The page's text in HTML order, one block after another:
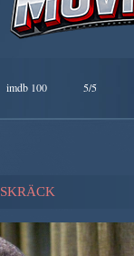
imdb 100 5/5
SKRÄCK